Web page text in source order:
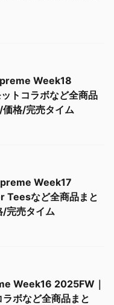
Week18
トコラボなど全商品
価格/完売タイム
Week17
など全商品まと
完売タイム
Week16 2025FW｜
ボなど全商品まと